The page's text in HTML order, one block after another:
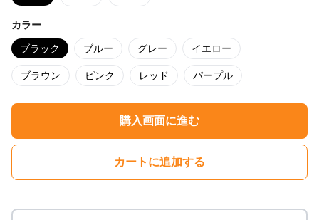
カラー
ブラック ブルー グレー イエロー
ブラウン ピンク レッド パープル
購入画面に進む
カートに追加する